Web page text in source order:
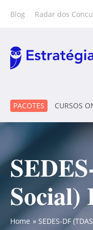
Blog Radar dos
PACOTES CURSOS
Social)
Home SEDES-DF